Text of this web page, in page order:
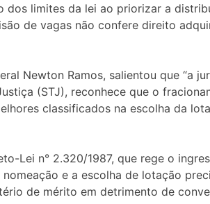
limites da lei ao priorizar a
de vagas não confere direito
Newton Ramos, salientou que “a
(STJ), reconhece que o
classificados na escolha da
Lei n° 2.320/1987, que rege o
e a escolha de lotação
de mérito em detrimento de